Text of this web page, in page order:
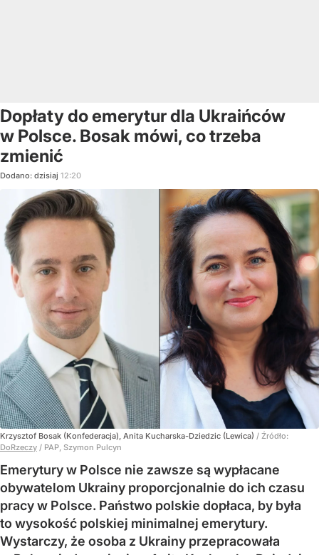
Dopłaty do emerytur dla Ukraińców
w Polsce. Bosak mówi, co trzeba
zmienić
Dodano: dzisiaj 12:20
Krzysztof Bosak (Konfederacja), Anita Kucharska-Dziedzic (Lewica) / Źródło:
DoRzeczy / PAP, Szymon Pulcyn
Emerytury w Polsce nie zawsze są wypłacane
obywatelom Ukrainy proporcjonalnie do ich czasu
pracy w Polsce. Państwo polskie dopłaca, by była
to wysokość polskiej minimalnej emerytury.
Wystarczy, że osoba z Ukrainy przepracowała